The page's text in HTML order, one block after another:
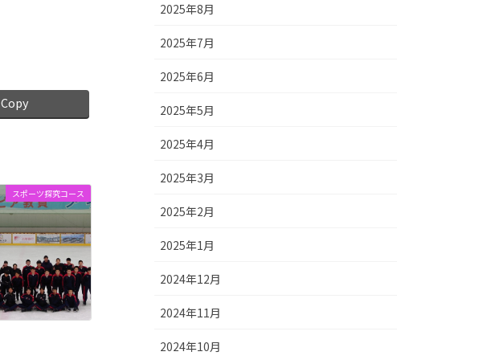
Copy
スポーツ探究コース
2025年8月
2025年7月
2025年6月
2025年5月
2025年4月
2025年3月
2025年2月
2025年1月
2024年12月
2024年11月
2024年10月